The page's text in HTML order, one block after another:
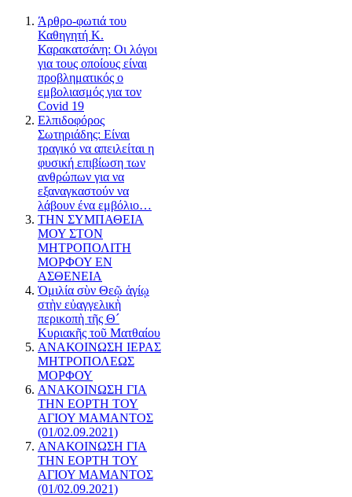
Άρθρο-φωτιά του
Καθηγητή Κ.
Καρακατσάνη: Οι λόγοι
για τους οποίους είναι
προβληματικός ο
εμβολιασμός για τον
Covid 19
Ελπιδοφόρος
Σωτηριάδης: Είναι
τραγικό να απειλείται η
φυσική επιβίωση των
ανθρώπων για να
εξαναγκαστούν να
λάβουν ένα εμβόλιο…
ΤΗΝ ΣΥΜΠΑΘΕΙΑ
ΜΟΥ ΣΤΟΝ
ΜΗΤΡΟΠΟΛΙΤΗ
ΜΟΡΦΟΥ ΕΝ
ΑΣΘΕΝΕΙΑ
Ὁμιλία σὺν Θεῷ ἁγίῳ
στὴν εὐαγγελικὴ
περικοπὴ τῆς Θ´
Κυριακῆς τοῦ Ματθαίου
ΑΝΑΚΟΙΝΩΣΗ ΙΕΡΑΣ
ΜΗΤΡΟΠΟΛΕΩΣ
ΜΟΡΦΟΥ
ΑΝΑΚΟΙΝΩΣΗ ΓΙΑ
ΤΗΝ ΕΟΡΤΗ ΤΟΥ
ΑΓΙΟΥ ΜΑΜΑΝΤΟΣ
(01/02.09.2021)
ΑΝΑΚΟΙΝΩΣΗ ΓΙΑ
ΤΗΝ ΕΟΡΤΗ ΤΟΥ
ΑΓΙΟΥ ΜΑΜΑΝΤΟΣ
(01/02.09.2021)